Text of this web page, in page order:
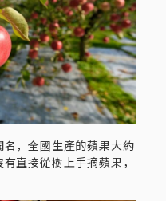
，全國生產的蘋果大約
直接從樹上手摘蘋果，